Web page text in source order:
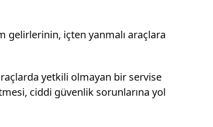
gelirlerinin, içten yanmalı araçlara
yetkili olmayan bir servise
ciddi güvenlik sorunlarına yol